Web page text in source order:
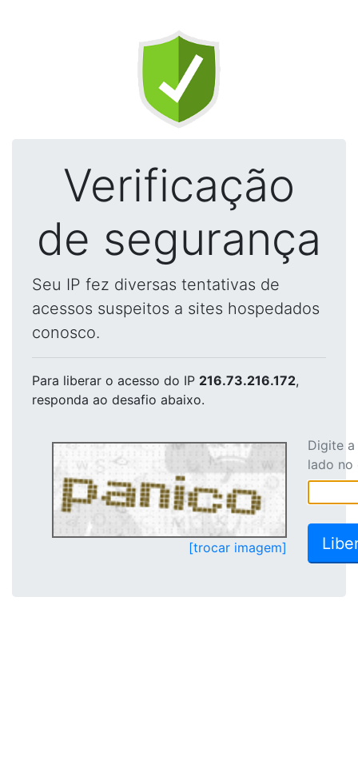
Verificação
de segurança
Seu IP fez diversas tentativas de
acessos suspeitos a sites hospedados
conosco.
Para liberar o acesso do IP 216.73.216.172,
responda ao desafio abaixo.
[trocar imagem]
Digite
lado no